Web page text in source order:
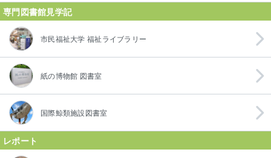
専門図書館見学記
市民福祉大学 福祉ライブラリー
紙の博物館 図書室
国際鯨類施設図書室
レポート